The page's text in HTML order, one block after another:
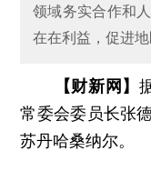
领域务实合作和
在在利益，促进
【财新网】
常委会委员长张
苏丹哈桑纳尔。